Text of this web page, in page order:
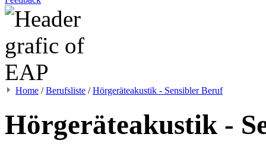
Home /Berufsliste /Hörgeräteakustik - Sensibler Beruf
Hörgeräteakustik -